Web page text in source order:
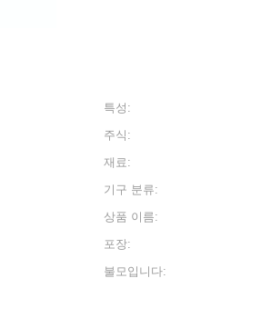
특성:
주식:
재료:
기구 분류:
상품 이름:
포장:
불모입니다: